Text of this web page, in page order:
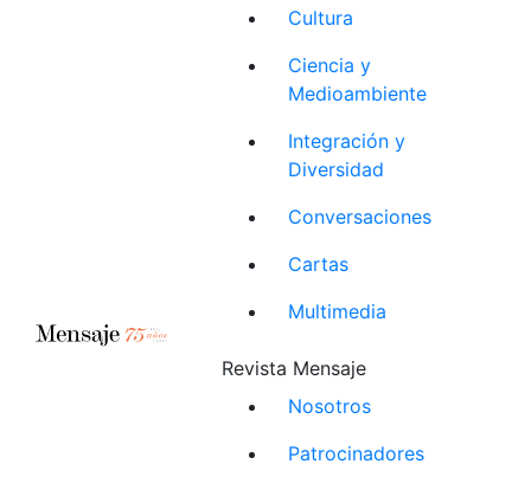
Cultura
Ciencia y
Medioambiente
Integración y
Diversidad
Conversaciones
Cartas
Multimedia
Revista Mensaje
Nosotros
Patrocinadores